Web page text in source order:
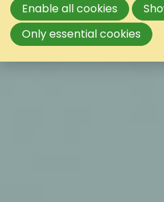
Enable all cookies
Only essential cookies